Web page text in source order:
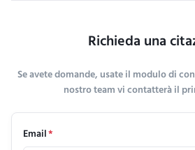
Richieda una
Se avete domande, usate il modulo di
nostro team vi contatterà il
Email*